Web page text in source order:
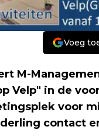
Voeg
M-
Velp" in de
voor
contact